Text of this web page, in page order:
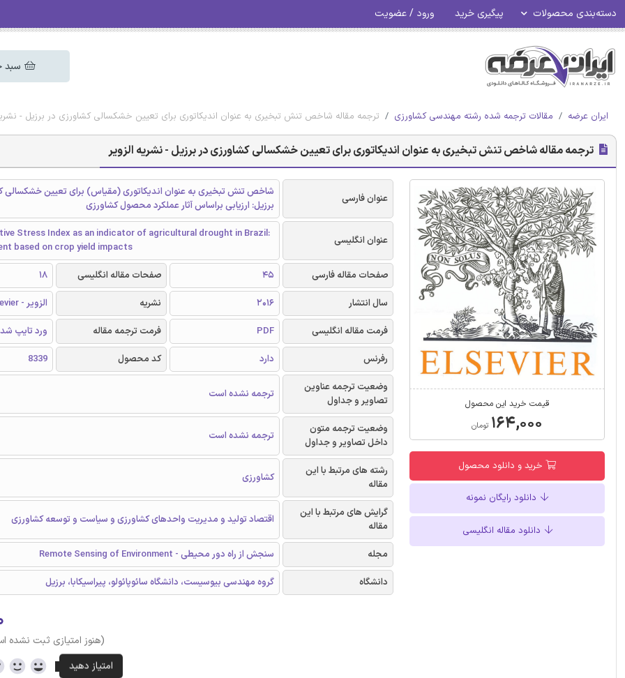
دسته‌بندی محصولات پیگیری خرید ورود / عضویت
سبد
ایران عرضه مقالات ترجمه شده رشته مهندسی کشاورزی ترجمه مقاله شاخص تنش تبخیری به عنوان اندیکاتوری برای تعیین خشکسالی کشاورزی در برزیل -
ترجمه مقاله شاخص تنش تبخیری به عنوان اندیکاتوری برای تعیین خشکسالی کشاورزی در برزیل - نشریه الزویر
قیمت خرید این محصول
۱۶۴,۰۰۰ تومان
خرید و دانلود محصول
دانلود رایگان نمونه
دانلود مقاله انگلیسی
عنوان فارسی
شاخص تنش تبخیری به عنوان اندیکاتوری (مقیاس) برای تعیین خشکسالی
برزیل: ارزیابی براساس آثار عملکرد محصول کشاورزی
عنوان انگلیسی
Stress Index as an indicator of agricultural drought in Brazil:
based on crop yield impacts
صفحات مقاله فارسی
45 صفحات مقاله انگلیسی
18
سال انتشار
2016 نشریه
الزویر - Elsevier
فرمت مقاله انگلیسی
PDF فرمت ترجمه مقاله
ورد تایپ
رفرنس
دارد کد محصول
8339
وضعیت ترجمه عناوین
تصاویر و جداول
ترجمه نشده است
وضعیت ترجمه متون
داخل تصاویر و جداول
ترجمه نشده است
رشته های مرتبط با این
مقاله
کشاورزی
گرایش های مرتبط با این
مقاله
اقتصاد تولید و مدیریت واحدهای کشاورزی و سیاست و توسعه کشاورزی
مجله
سنجش از راه دور محیطی - Remote Sensing of Environment
دانشگاه
گروه مهندسی بیوسيست، دانشگاه سائوپائولو، پيراسيکابا، برزيل
(هنوز امتیازی ثبت نشده